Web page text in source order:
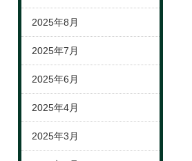
2025年8月
2025年7月
2025年6月
2025年4月
2025年3月